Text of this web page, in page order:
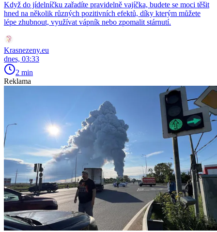
Když do jídelníčku zařadíte pravidelně vajíčka, budete se moci těšit
hned na několik různých pozitivních efektů, díky kterým můžete
lépe zhubnout, využívat vápník nebo zpomalit stárnutí.
Krasnezeny.eu
dnes, 03:33
2 min
Reklama